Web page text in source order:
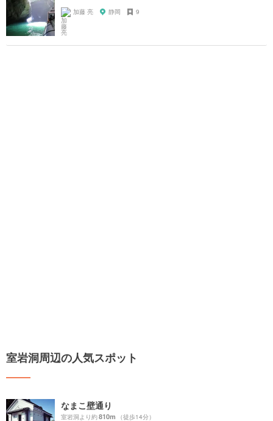
加藤 亮 静岡 9
室岩洞周辺の人気スポット
なまこ壁通り
室岩洞より約810m （徒歩14分）